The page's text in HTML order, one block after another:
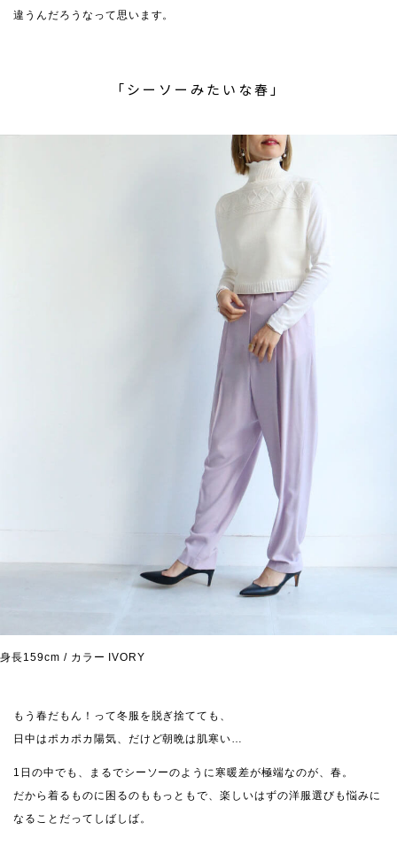
違うんだろうなって思います。
「シーソーみたいな春」
身長159cm / カラー IVORY
もう春だもん！って冬服を脱ぎ捨てても、
日中はポカポカ陽気、だけど朝晩は肌寒い…
1日の中でも、まるでシーソーのように寒暖差が極端なのが、春。
だから着るものに困るのももっともで、楽しいはずの洋服選びも悩みに
なることだってしばしば。